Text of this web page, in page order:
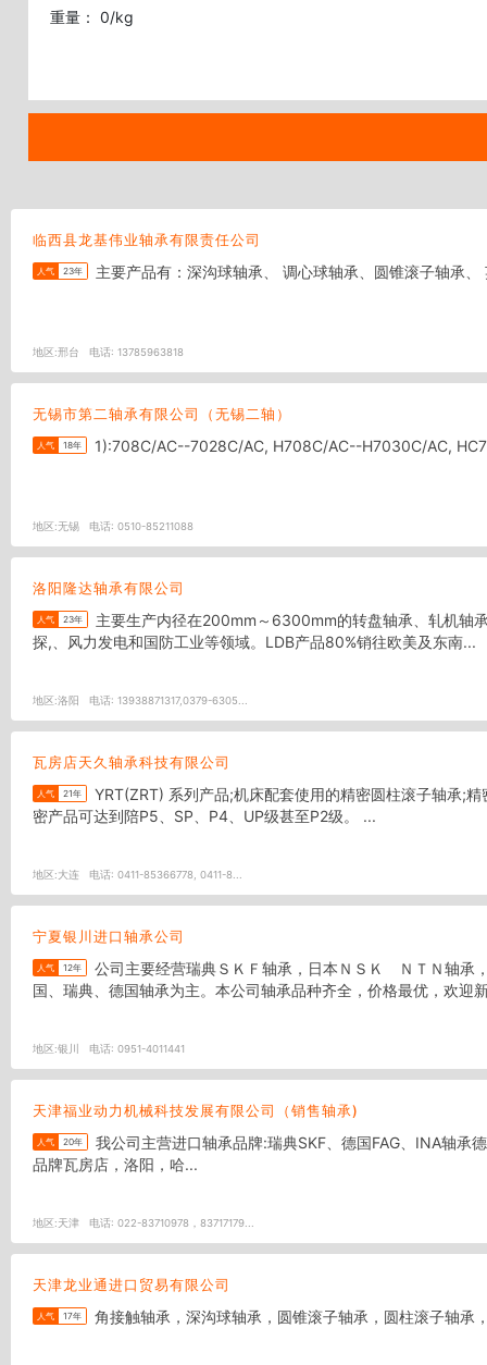
重量： 0/kg
临西县龙基伟业轴承有限责任公司
人气 23年 主要产品有：深沟球轴承、 调心球轴承、圆锥滚子轴承
地区:邢台 电话: 13785963818
无锡市第二轴承有限公司（无锡二轴）
人气 18年 1):708C/AC--7028C/AC, H708C/
地区:无锡 电话: 0510-85211088
洛阳隆达轴承有限公司
人气 23年
探,、风力发电和国防工业等领域。LDB产品80%销往欧美及东南...
地区:洛阳 电话: 13938871317,0379-6305...
瓦房店天久轴承科技有限公司
人气 21年
密产品可达到陪P5、SP、P4、UP级甚至P2级。 ...
地区:大连 电话: 0411-85366778, 0411-8...
宁夏银川进口轴承公司
人气 12年
国、瑞典、德国轴承为主。本公司轴承品种齐全，价格最优，欢迎
地区:银川 电话: 0951-4011441
天津福业动力机械科技发展有限公司（销售轴承)
人气 20年
品牌瓦房店，洛阳，哈...
地区:天津 电话: 022-83710978，83717179...
天津龙业通进口贸易有限公司
人气 17年 角接触轴承，深沟球轴承，圆锥滚子轴承，圆柱滚子轴